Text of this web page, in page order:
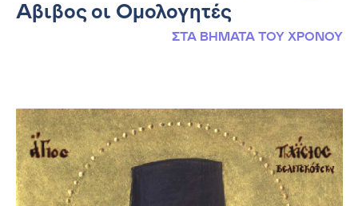
Άβιβος οι Ομολογητές
ΣΤΑ ΒΗΜΑΤΑ ΤΟΥ ΧΡΟΝΟΥ